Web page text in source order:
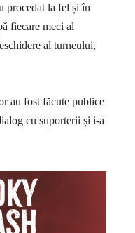
procedat la fel și în
fiecare meci al
al turneului,
au fost făcute publice
cu suporterii și i-a